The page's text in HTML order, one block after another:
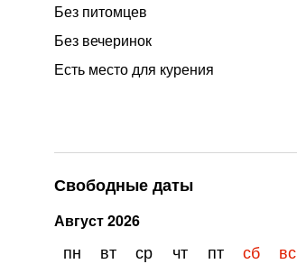
Без питомцев
Без вечеринок
Есть место для курения
Свободные даты
Август2026
пн вт ср чт пт сб вс